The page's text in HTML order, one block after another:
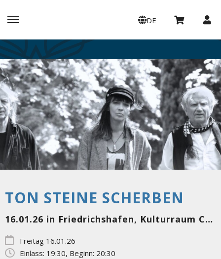
DE
TON STEINE SCHERBEN
16.01.26 in Friedrichshafen, Kulturraum Casino
Freitag 16.01.26
Einlass: 19:30, Beginn: 20:30